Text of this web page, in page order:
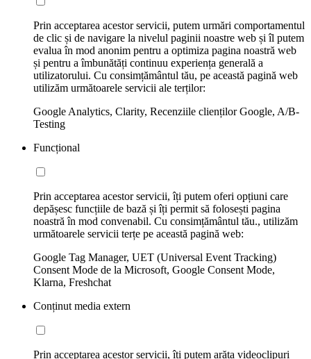
Prin acceptarea acestor servicii, putem urmări comportamentul
de clic și de navigare la nivelul paginii noastre web și îl putem
evalua în mod anonim pentru a optimiza pagina noastră web
și pentru a îmbunătăți continuu experiența generală a
utilizatorului. Cu consimțământul tău, pe această pagină web
utilizăm următoarele servicii ale terților:
Google Analytics, Clarity, Recenziile clienților Google, A/B-
Testing
Funcțional
Prin acceptarea acestor servicii, îți putem oferi opțiuni care
depășesc funcțiile de bază și îți permit să folosești pagina
noastră în mod convenabil. Cu consimțământul tău., utilizăm
următoarele servicii terțe pe această pagină web:
Google Tag Manager, UET (Universal Event Tracking)
Consent Mode de la Microsoft, Google Consent Mode,
Klarna, Freshchat
Conținut media extern
Prin acceptarea acestor servicii, îți putem arăta videoclipuri